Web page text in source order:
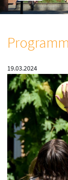
19.03.2024